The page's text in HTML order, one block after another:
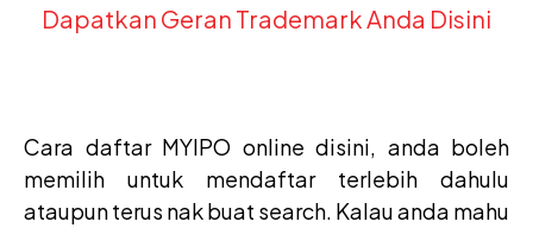
Dapatkan Geran Trademark Anda Disini
Cara daftar MYIPO online disini, anda boleh
memilih untuk mendaftar terlebih dahulu
ataupun terus nak buat search. Kalau anda mahu